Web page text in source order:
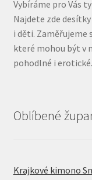
Vybíráme pro Vás
Najdete zde
i děti. Zaměřujeme
které mohou být v
pohodlné i erotické.
Oblíbené
Krajkové kimono